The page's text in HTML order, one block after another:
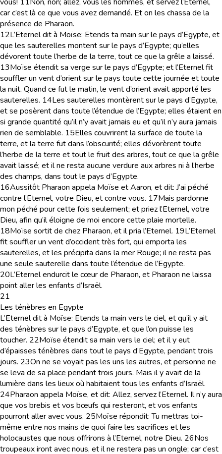
car c’est là ce que vous avez demandé. Et on les chassa de la
présence de Pharaon.
12L’Eternel dit à Moïse: Etends ta main sur le pays d’Egypte, et
que les sauterelles montent sur le pays d’Egypte; qu’elles
dévorent toute l’herbe de la terre, tout ce que la grêle a laissé.
13Moïse étendit sa verge sur le pays d’Egypte; et l’Eternel fit
souffler un vent d’orient sur le pays toute cette journée et toute
la nuit. Quand ce fut le matin, le vent d’orient avait apporté les
sauterelles. 14Les sauterelles montèrent sur le pays d’Egypte,
et se posèrent dans toute l’étendue de l’Egypte; elles étaient en
si grande quantité qu’il n’y avait jamais eu et qu’il n’y aura jamais
rien de semblable. 15Elles couvrirent la surface de toute la
terre, et la terre fut dans l’obscurité; elles dévorèrent toute
l’herbe de la terre et tout le fruit des arbres, tout ce que la grêle
avait laissé; et il ne resta aucune verdure aux arbres ni à l’herbe
des champs, dans tout le pays d’Egypte.
16Aussitôt Pharaon appela Moïse et Aaron, et dit: J’ai péché
contre l’Eternel, votre Dieu, et contre vous. 17Mais pardonne
mon péché pour cette fois seulement; et priez l’Eternel, votre
Dieu, afin qu’il éloigne de moi encore cette plaie mortelle.
18Moïse sortit de chez Pharaon, et il pria l’Eternel. 19L’Eternel
fit souffler un vent d’occident très fort, qui emporta les
sauterelles, et les précipita dans la mer Rouge; il ne resta pas
une seule sauterelle dans toute l’étendue de l’Egypte.
20L’Eternel endurcit le cœur de Pharaon, et Pharaon ne laissa
point aller les enfants d’Israël.
21
Les ténèbres en Egypte
L’Eternel dit à Moïse: Etends ta main vers le ciel, et qu’il y ait
des ténèbres sur le pays d’Egypte, et que l’on puisse les
toucher. 22Moïse étendit sa main vers le ciel; et il y eut
d’épaisses ténèbres dans tout le pays d’Egypte, pendant trois
jours. 23On ne se voyait pas les uns les autres, et personne ne
se leva de sa place pendant trois jours. Mais il y avait de la
lumière dans les lieux où habitaient tous les enfants d’Israël.
24Pharaon appela Moïse, et dit: Allez, servez l’Eternel. Il n’y aura
que vos brebis et vos bœufs qui resteront, et vos enfants
pourront aller avec vous. 25Moïse répondit: Tu mettras toi-
même entre nos mains de quoi faire les sacrifices et les
holocaustes que nous offrirons à l’Eternel, notre Dieu. 26Nos
troupeaux iront avec nous, et il ne restera pas un ongle; car c’est